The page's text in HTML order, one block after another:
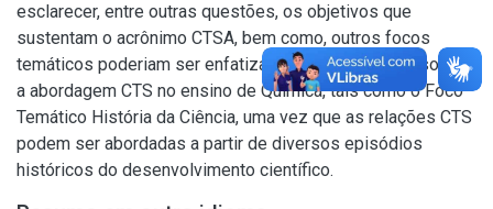
esclarecer, entre outras questões, os objetivos que
sustentam o acrônimo CTSA, bem como, outros focos
temáticos poderiam ser enfatizados nas pesquisas sobre
a abordagem CTS no ensino de Química, tais como o Foco
Temático História da Ciência, uma vez que as relações CTS
podem ser abordadas a partir de diversos episódios
históricos do desenvolvimento científico.